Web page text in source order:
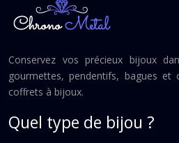
Conservez vos précieux bijoux
gourmettes, pendentifs, bagues et
coffrets à bijoux.
Quel type de bijou ?